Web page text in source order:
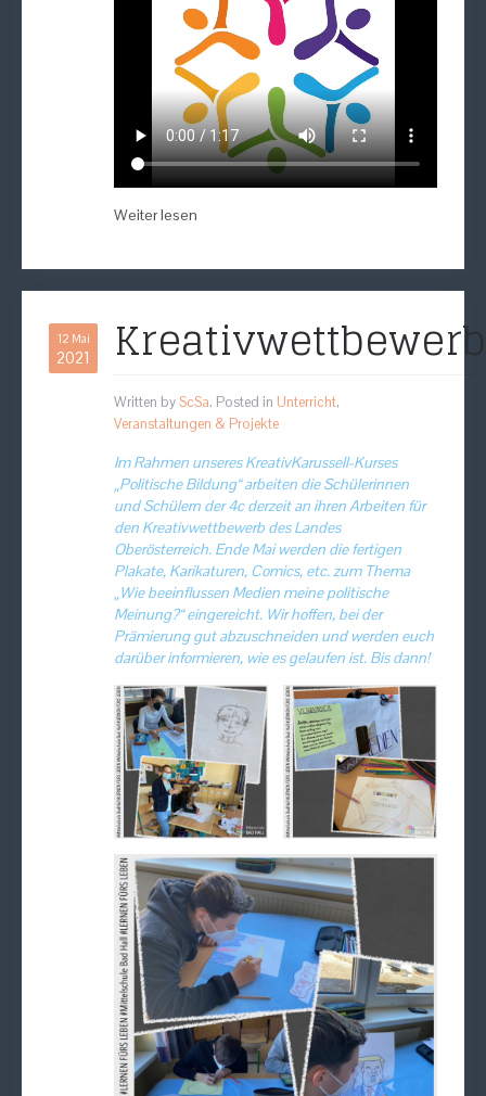
Weiter lesen
12 Mai
2021 Kreativwettbewerb
Written byScSa. Posted in Unterricht,
Veranstaltungen & Projekte
Im Rahmen unseres KreativKarussell-Kurses
„Politische Bildung“ arbeiten die Schülerinnen
und Schülern der 4c derzeit an ihren Arbeiten für
den Kreativwettbewerb des Landes
Oberösterreich. Ende Mai werden die fertigen
Plakate, Karikaturen, Comics, etc. zum Thema
„Wie beeinflussen Medien meine politische
Meinung?“ eingereicht. Wir hoffen, bei der
Prämierung gut abzuschneiden und werden euch
darüber informieren, wie es gelaufen ist. Bis dann!